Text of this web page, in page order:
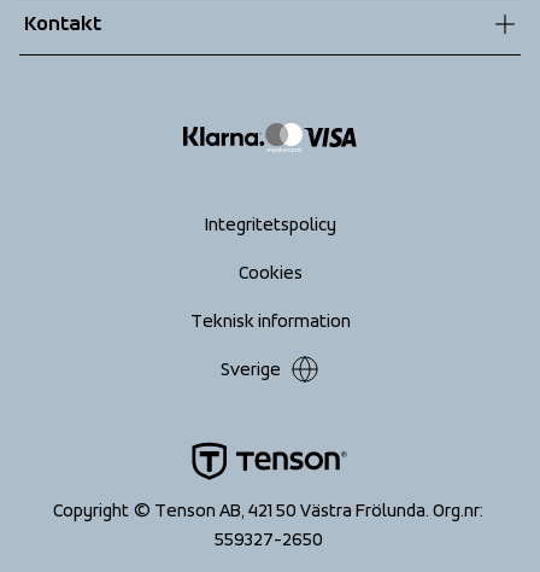
Returer
Kontakt
Copyright © Tenson AB, 421 50 Västra Frölunda. Org.nr:
559327-2650
Integritetspolicy
Cookies
Teknisk information
Sverige